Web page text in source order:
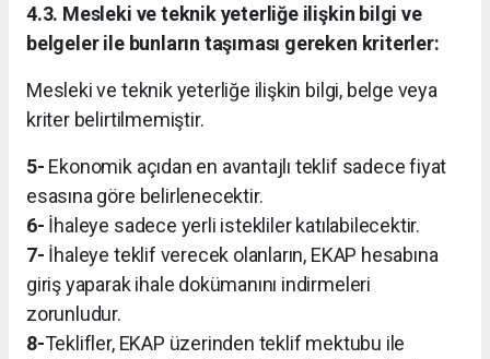
4.3. Mesleki ve teknik yeterliğe ilişkin bilgi ve
belgeler ile bunların taşıması gereken kriterler:
Mesleki ve teknik yeterliğe ilişkin bilgi, belge veya
kriter belirtilmemiştir.
5- Ekonomik açıdan en avantajlı teklif sadece fiyat
esasına göre belirlenecektir.
6- İhaleye sadece yerli istekliler katılabilecektir.
7- İhaleye teklif verecek olanların, EKAP hesabına
giriş yaparak ihale dokümanını indirmeleri
zorunludur.
8-Teklifler, EKAP üzerinden teklif mektubu ile